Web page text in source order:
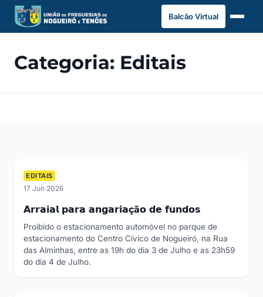
Saltar
para
o
Balcão Virtual
Categoria: Editais
EDITAIS
17 Jun 2026
𝗔𝗿𝗿𝗮𝗶𝗮𝗹 𝗽𝗮𝗿𝗮 𝗮𝗻𝗴𝗮𝗿𝗶𝗮çã𝗼 𝗱𝗲 𝗳𝘂𝗻𝗱𝗼𝘀
Proibido o estacionamento automóvel no parque de
estacionamento do Centro Cívico de Nogueiró, na Rua
das Alminhas, entre as 19h do dia 3 de Julho e as 23h59
do dia 4 de Julho.